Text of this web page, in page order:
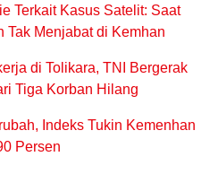
Terkait Kasus Satelit: Saat
Tak Menjabat di Kemhan
di Tolikara, TNI Bergerak
Tiga Korban Hilang
Indeks Tukin Kemenhan
Persen